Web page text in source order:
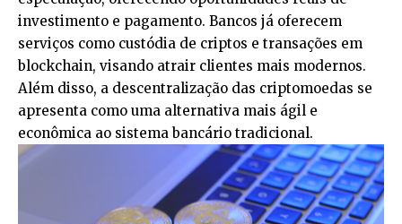
investimento e pagamento. Bancos já oferecem
serviços como custódia de criptos e transações em
blockchain, visando atrair clientes mais modernos.
Além disso, a descentralização das criptomoedas se
apresenta como uma alternativa mais ágil e
econômica ao sistema bancário tradicional.